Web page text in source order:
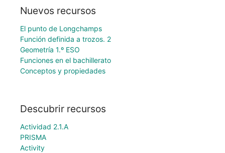
Nuevos recursos
El punto de Longchamps
Función definida a trozos. 2
Geometría 1.º ESO
Funciones en el bachillerato
Conceptos y propiedades
Descubrir recursos
Actividad 2.1.A
PRISMA
Activity